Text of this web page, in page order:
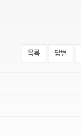
목록 답변